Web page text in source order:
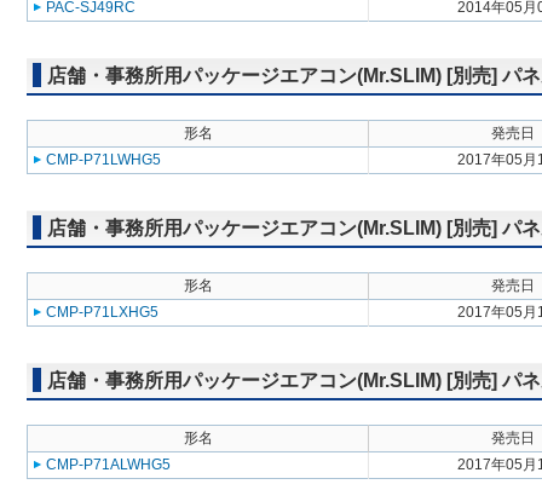
PAC-SJ49RC
2014年05月
店舗・事務所用パッケージエアコン(Mr.SLIM) [別売] パ
形名
発売日
CMP-P71LWHG5
2017年05月
店舗・事務所用パッケージエアコン(Mr.SLIM) [別売] パ
形名
発売日
CMP-P71LXHG5
2017年05月
店舗・事務所用パッケージエアコン(Mr.SLIM) [別売] パ
形名
発売日
CMP-P71ALWHG5
2017年05月